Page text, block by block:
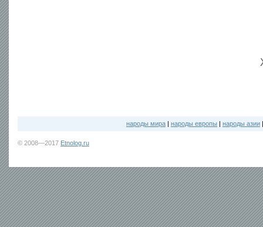
народы мира | народы европы | народы азии
© 2008—2017 Etnolog.ru